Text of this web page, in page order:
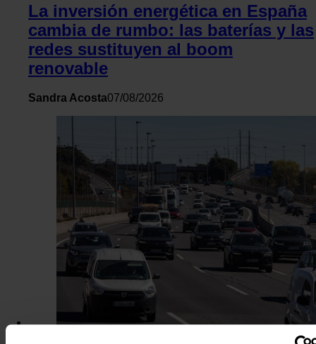
La inversión energética en España
cambia de rumbo: las baterías y las
redes sustituyen al boom
renovable
Sandra Acosta07/08/2026